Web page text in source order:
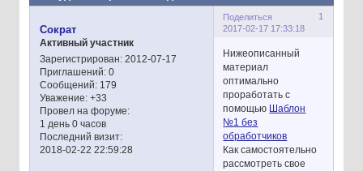
Поделиться
1
2017-02-17 17:33:18
Сократ
Активный участник
Зарегистрирован: 2012-07-17
Приглашений:0
Сообщений:179
Уважение: +33
Провел на форуме:
1 день 0 часов
Последний визит:
2018-02-22 22:59:28
Нижеописанный
материал
оптимально
проработать с
помощью Шаблон
№1 без
обработчиков
Как самостоятельно
рассмотреть свое